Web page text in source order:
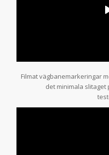
Filmat vägbanemarkeringar
det minimala